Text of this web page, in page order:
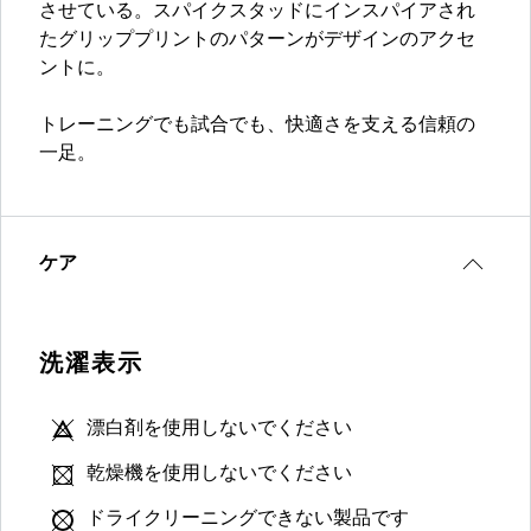
させている。スパイクスタッドにインスパイアされ
たグリッププリントのパターンがデザインのアクセ
ントに。
トレーニングでも試合でも、快適さを支える信頼の
一足。
ケア
洗濯表示
漂白剤を使用しないでください
乾燥機を使用しないでください
ドライクリーニングできない製品です